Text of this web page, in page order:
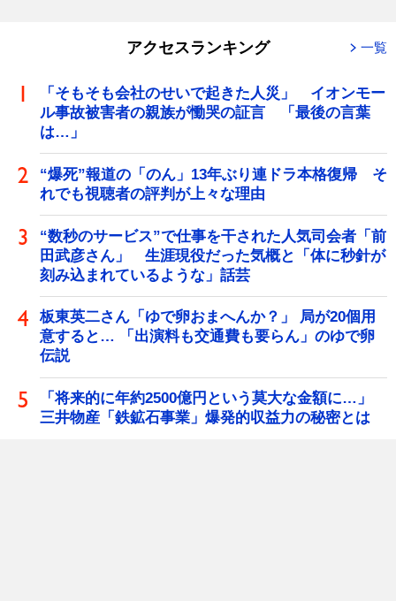
アクセスランキング 一覧
「そもそも会社のせいで起きた人災」 イオンモー
ル事故被害者の親族が慟哭の証言 「最後の言葉
は…」
“爆死”報道の「のん」13年ぶり連ドラ本格復帰 そ
れでも視聴者の評判が上々な理由
“数秒のサービス”で仕事を干された人気司会者「前
田武彦さん」 生涯現役だった気概と「体に秒針が
刻み込まれているような」話芸
板東英二さん「ゆで卵おまへんか？」 局が20個用
意すると… 「出演料も交通費も要らん」のゆで卵
伝説
「将来的に年約2500億円という莫大な金額に…」
三井物産「鉄鉱石事業」爆発的収益力の秘密とは